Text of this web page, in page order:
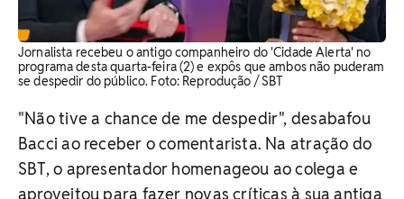
Jornalista recebeu o antigo companheiro do 'Cidade Alerta' no
programa desta quarta-feira (2) e expôs que ambos não puderam
se despedir do público. ​Foto: Reprodução / SBT
"Não tive a chance de me despedir", desabafou
Bacci ao receber o comentarista. Na atração do
SBT, o apresentador homenageou ao colega e
aproveitou para fazer novas críticas à sua antiga